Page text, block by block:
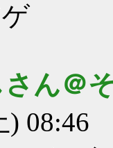
ん＠
) 08:46